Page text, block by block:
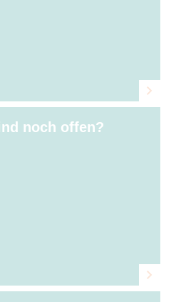
noch offen?